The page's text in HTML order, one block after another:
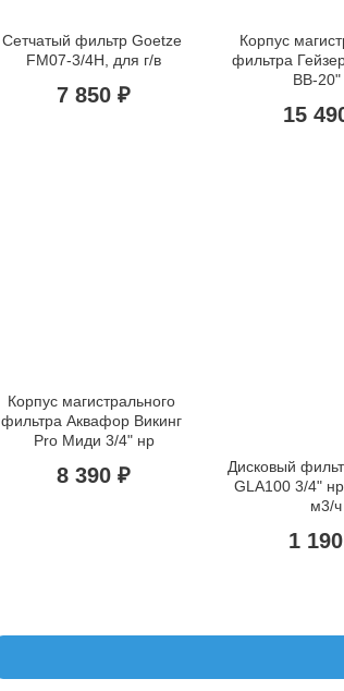
Сетчатый фильтр Goetze
FM07-3/4H, для г/в
7 850 ₽
Корпус
фильтра
BB-20"
15
Корпус магистрального
фильтра Аквафор Викинг
Pro Миди 3/4" нр
8 390 ₽
Дисковый
GLA100 3/4"
м3/ч
1